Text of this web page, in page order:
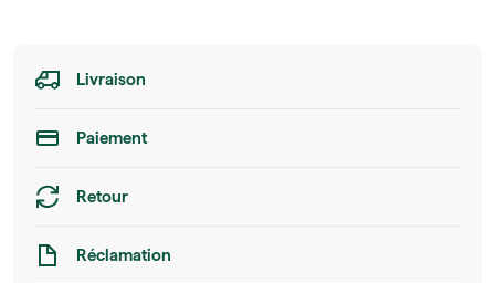
Livraison
Paiement
Retour
Réclamation